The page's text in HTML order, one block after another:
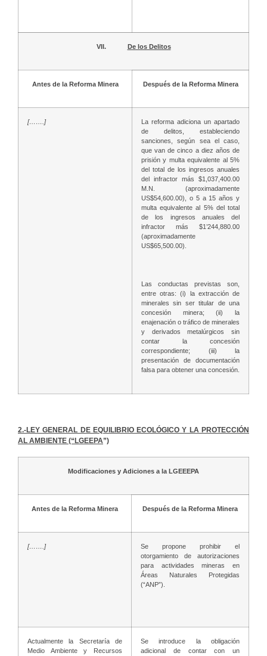
VII. De los Delitos
Antes de la Reforma Minera Después de la Reforma Minera
[…….]
La reforma adiciona un apartado
de delitos, estableciendo
sanciones, según sea el caso,
que van de cinco a diez años de
prisión y multa equivalente al 5%
del total de los ingresos anuales
del infractor más $1,037,400.00
M.N. (aproximadamente
US$54,600.00), o 5 a 15 años y
multa equivalente al 5% del total
de los ingresos anuales del
infractor más $1’244,880.00
(aproximadamente
US$65,500.00).
Las conductas previstas son,
entre otras: (i) la extracción de
minerales sin ser titular de una
concesión minera; (ii) la
enajenación o tráfico de minerales
y derivados metalúrgicos sin
contar la concesión
correspondiente; (iii) la
presentación de documentación
falsa para obtener una concesión.
2.-LEY GENERAL DE EQUILIBRIO ECOLÓGICO Y LA PROTECCIÓN
AL AMBIENTE (“LGEEPA”)
Modificaciones y Adiciones a la LGEEEPA
Antes de la Reforma Minera Después de la Reforma Minera
[…….]
Se propone prohibir el
otorgamiento de autorizaciones
para actividades mineras en
Áreas Naturales Protegidas
(“ANP”).
Actualmente la Secretaría de
Medio Ambiente y Recursos
Se introduce la obligación
adicional de contar con un